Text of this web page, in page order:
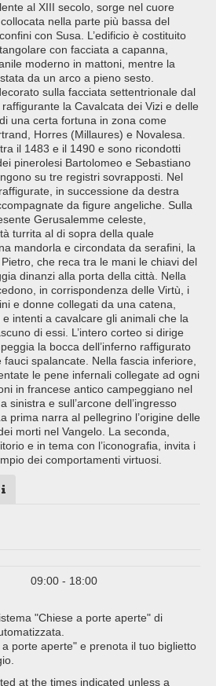
al XIII secolo, sorge nel cuore
nella parte più bassa del
con Susa. L’edificio è costituito
con facciata a capanna,
moderno in mattoni, mentre la
da un arco a pieno sesto.
sulla facciata settentrionale dal
la Cavalcata dei Vizi e delle
una certa fortuna in zona come
Horres (Millaures) e Novalesa.
il 1483 e il 1490 e sono ricondotti
pinerolesi Bartolomeo e Sebastiano
su tre registri sovrapposti. Nel
in successione da destra
da figure angeliche. Sulla
Gerusalemme celeste,
turrita al di sopra della quale
mandorla e circondata da serafini, la
che reca tra le mani le chiavi del
dinanzi alla porta della città. Nella
in corrispondenza delle Virtù, i
e donne collegati da una catena,
intenti a cavalcare gli animali che la
di essi. L’intero corteo si dirige
la bocca dell’inferno raffigurato
spalancate. Nella fascia inferiore,
le pene infernali collegate ad ogni
in francese antico campeggiano nel
sinistra e sull’arcone dell’ingresso
prima narra al pellegrino l’origine delle
morti nel Vangelo. La seconda,
e in tema con l’iconografia, invita i
dei comportamenti virtuosi.
09:00 - 18:00
"Chiese a porte aperte" di
porte aperte" e prenota il tuo biglietto
at the times indicated unless a